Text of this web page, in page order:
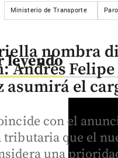
Ministerio de Transporte
leyendonombra
Andrés Felipe
asumirá el
con el
que el
una